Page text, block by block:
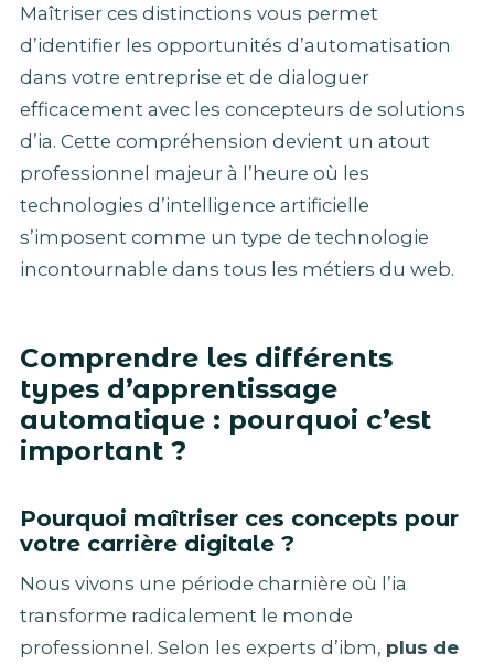
Maîtriser ces distinctions vous permet
d’identifier les opportunités d’automatisation
dans votre entreprise et de dialoguer
efficacement avec les concepteurs de solutions
d’ia. Cette compréhension devient un atout
professionnel majeur à l’heure où les
technologies d’intelligence artificielle
s’imposent comme un type de technologie
incontournable dans tous les métiers du web.
Comprendre les différents
types d’apprentissage
automatique : pourquoi c’est
important ?
Pourquoi maîtriser ces concepts pour
votre carrière digitale ?
Nous vivons une période charnière où l’ia
transforme radicalement le monde
professionnel. Selon les experts d’ibm, plus de